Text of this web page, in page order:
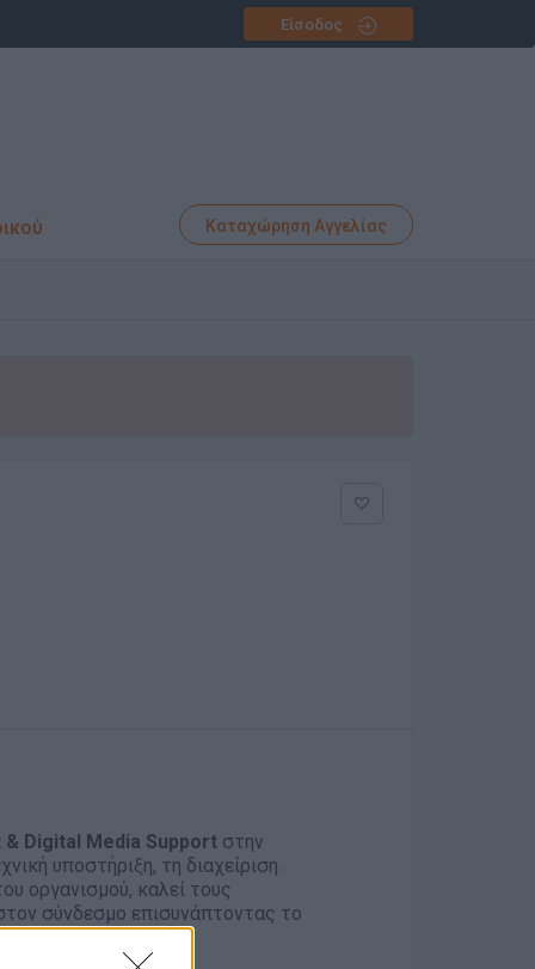
Είσοδος
Καταχώρηση Αγγελίας
Digital Media Support στην
υποστήριξη, τη διαχείριση
οργανισμού, καλεί τους
σύνδεσμο επισυνάπτοντας το